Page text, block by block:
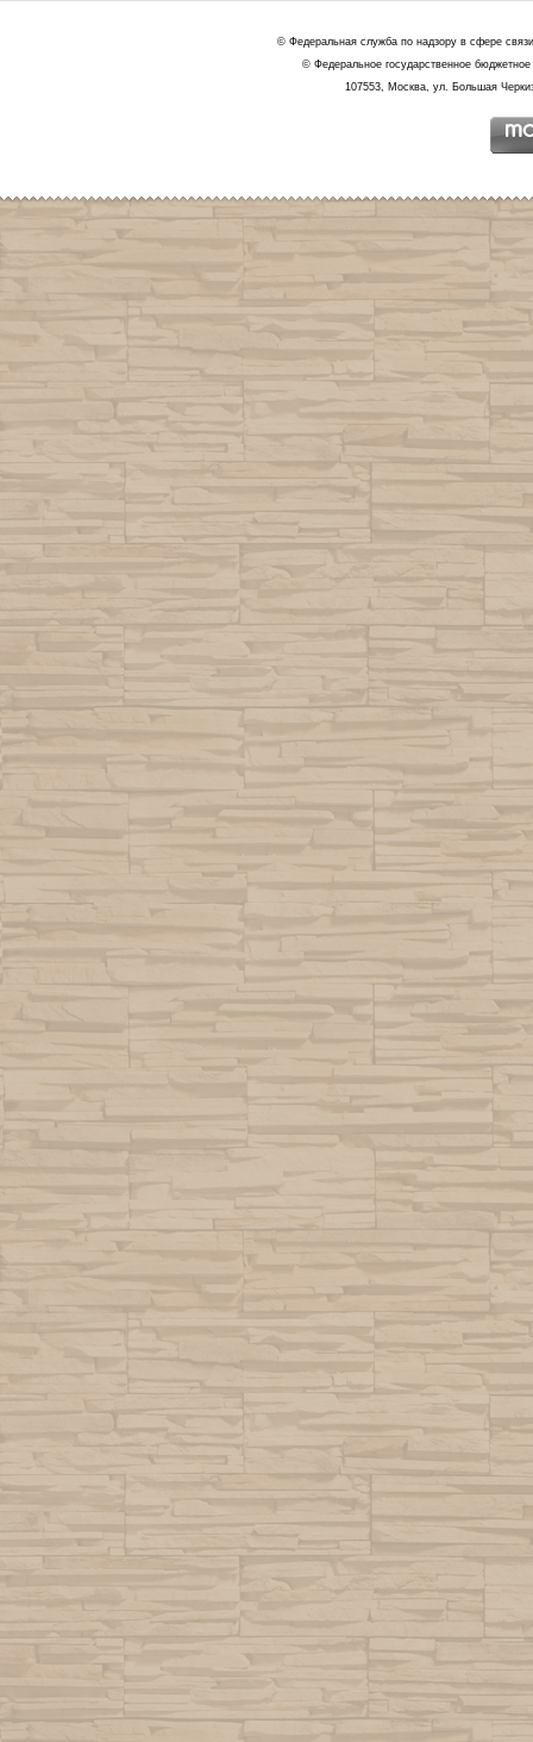
© Федеральная служба по надзору в сфере
© Федеральное государственное
107553, Москва, ул. Большая